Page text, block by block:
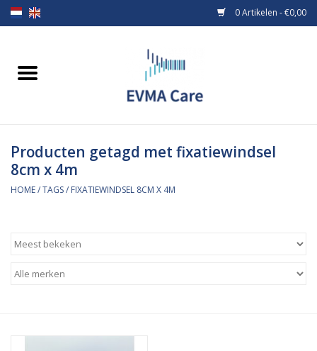
0 Artikelen - €0,00
Home
Borstvoeding
Voeding
Praktijkinrichting
Producten getagd met fixatiewindsel
8cm x 4m
HOME/TAGS/ FIXATIEWINDSEL 8CM X 4M